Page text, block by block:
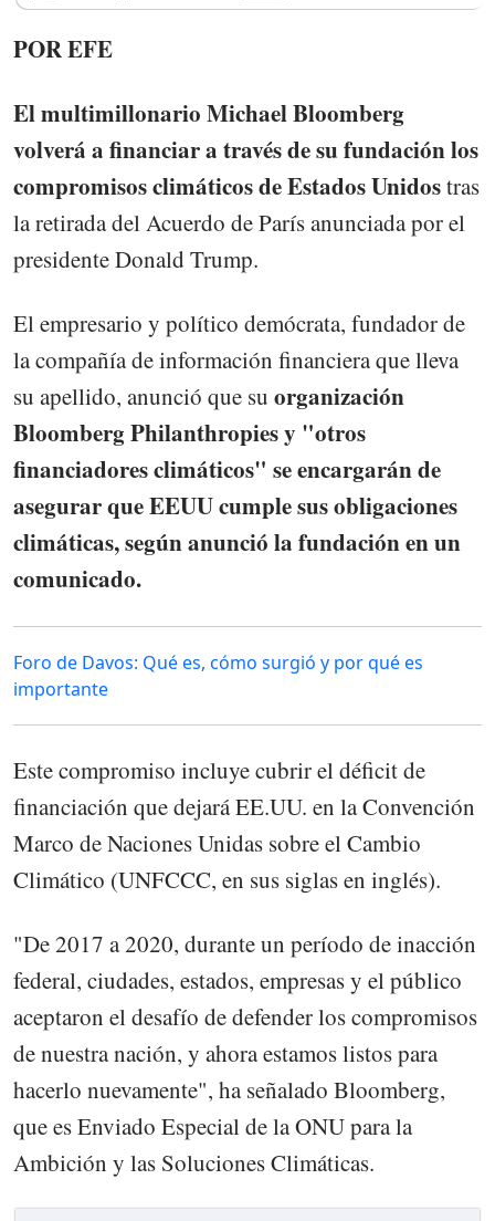
POR EFE
El multimillonario Michael Bloomberg
volverá a financiar a través de su fundación los
compromisos climáticos de Estados Unidostras
la retirada del Acuerdo de París anunciada por el
presidente Donald Trump.
El empresario y político demócrata, fundador de
la compañía de información financiera que lleva
su apellido, anunció que su organización
Bloomberg Philanthropies y "otros
financiadores climáticos" se encargarán de
asegurar que EEUU cumple sus obligaciones
climáticas, según anunció la fundación en un
comunicado.
Foro de Davos: Qué es, cómo surgió y por qué es
importante
Este compromiso incluye cubrir el déficit de
financiación que dejará EE.UU. en la Convención
Marco de Naciones Unidas sobre el Cambio
Climático (UNFCCC, en sus siglas en inglés).
"De 2017 a 2020, durante un período de inacción
federal, ciudades, estados, empresas y el público
aceptaron el desafío de defender los compromisos
de nuestra nación, y ahora estamos listos para
hacerlo nuevamente", ha señalado Bloomberg,
que es Enviado Especial de la ONU para la
Ambición y las Soluciones Climáticas.